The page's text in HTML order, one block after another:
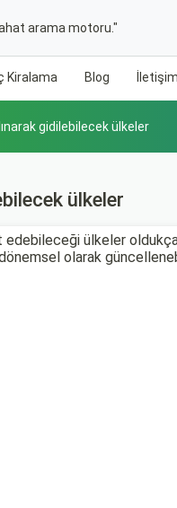
arama motoru."
Kiralama Blog İletişim
gidilebilecek ülkeler
ülkeler
edebileceği ülkeler
olarak